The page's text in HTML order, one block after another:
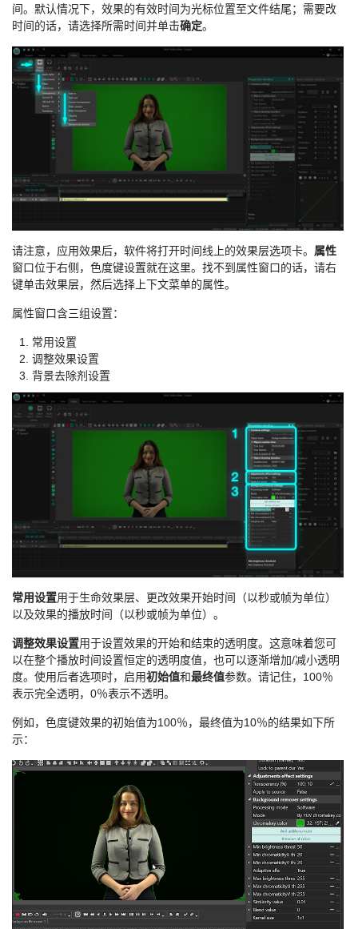
间。默认情况下，效果的有效时间为光标位置至文件结尾；需要改
时间的话，请选择所需时间并单击确定。
请注意，应用效果后，软件将打开时间线上的效果层选项卡。 属性
窗口位于右侧，色度键设置就在这里。找不到属性窗口的话，请右
键单击效果层，然后选择上下文菜单的属性。
属性窗口含三组设置：
常用设置
调整效果设置
背景去除剂设置
常用设置用于生命效果层、更改效果开始时间（以秒或帧为单位）
以及效果的播放时间（以秒或帧为单位）。
调整效果设置用于设置效果的开始和结束的透明度。这意味着您可
以在整个播放时间设置恒定的透明度值，也可以逐渐增加/减小透明
度。使用后者选项时，启用初始值和最终值参数。请记住，100％
表示完全透明，0％表示不透明。
例如，色度键效果的初始值为100％，最终值为10％的结果如下所
示：